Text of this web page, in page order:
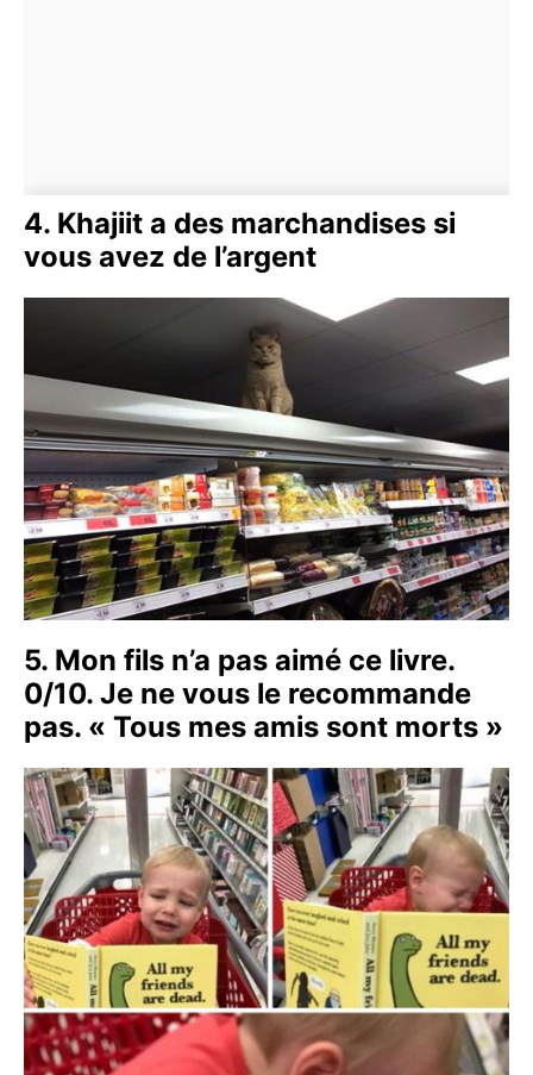
4. Khajiit a des marchandises si
vous avez de l’argent
5. Mon fils n’a pas aimé ce livre.
0/10. Je ne vous le recommande
pas. « Tous mes amis sont morts »